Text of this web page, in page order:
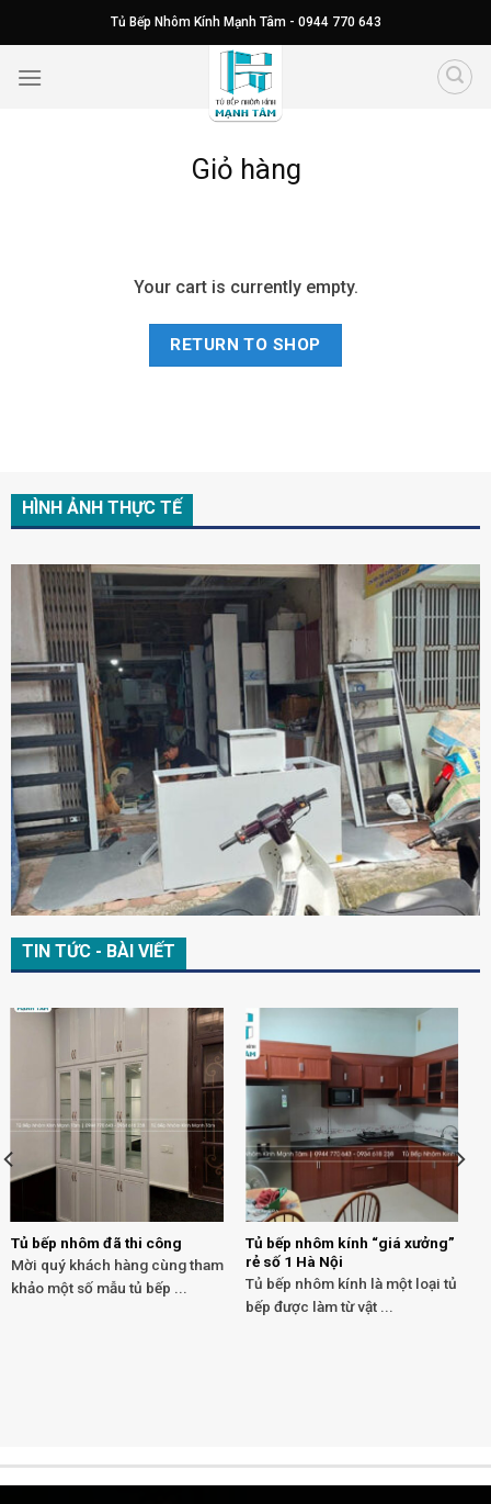
to
content
Tủ Bếp Nhôm Kính Mạnh Tâm - 0944 770 643
Giỏ hàng
Your cart is currently empty.
RETURN TO SHOP
HÌNH ẢNH THỰC TẾ
TIN TỨC - BÀI VIẾT
Tủ bếp nhôm đã thi công
Mời quý khách hàng cùng tham
khảo một số mẫu tủ bếp ...
Tủ bếp nhôm kính “giá xưởng”
rẻ số 1 Hà Nội
Tủ bếp nhôm kính là một loại tủ
bếp được làm từ vật ...